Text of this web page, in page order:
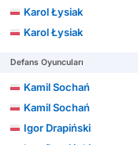
Karol Łysiak
Karol Łysiak
Defans Oyuncuları
Kamil Sochań
Kamil Sochań
Igor Drapiński